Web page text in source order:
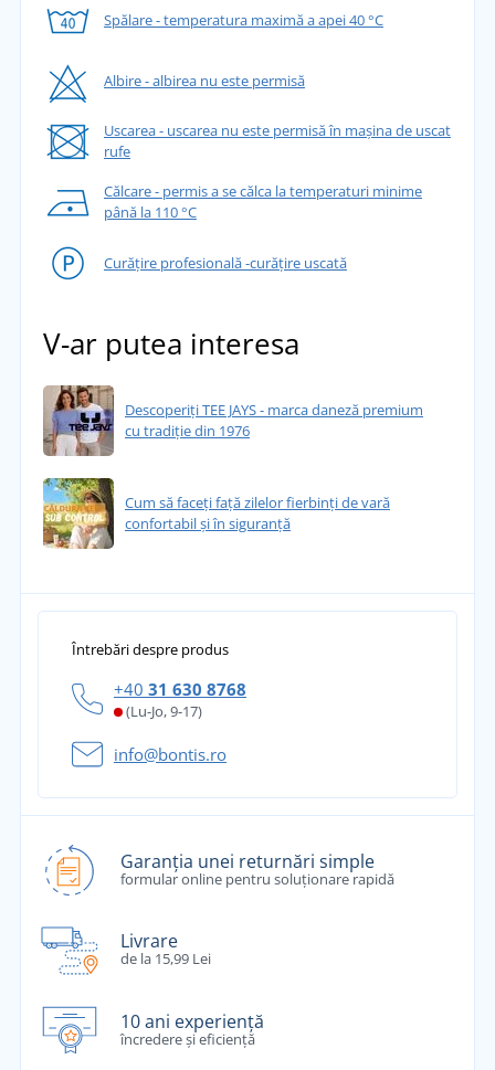
Spălare - temperatura maximă a apei 40 °C
Albire - albirea nu este permisă
Uscarea - uscarea nu este permisă în mașina de uscat
rufe
Călcare - permis a se călca la temperaturi minime
până la 110 °C
Curățire profesională -curățire uscată
V-ar putea interesa
Descoperiți TEE JAYS - marca daneză premium
cu tradiție din 1976
Cum să faceți față zilelor fierbinți de vară
confortabil și în siguranță
Întrebări despre produs
+40 31 630 8768
(Lu-Jo, 9-17)
info@bontis.ro
Garanția unei returnări simple
formular online pentru soluționare rapidă
Livrare
de la 15,99 Lei
10 ani experiență
încredere și eficiență